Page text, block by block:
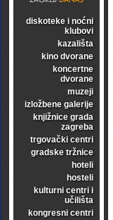
diskoteke i noćni
klubovi
kazališta
kino dvorane
koncertne
dvorane
muzeji
izložbene galerije
knjižnice grada
zagreba
trgovački centri
gradske tržnice
hoteli
hosteli
kulturni centri i
učilišta
kongresni centri